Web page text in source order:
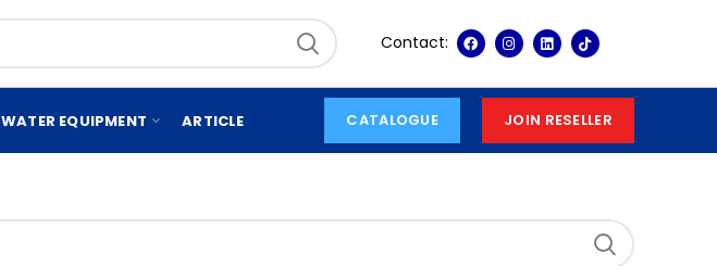
Contact:
WATER EQUIPMENT ARTICLE CATALOGUE JOIN RESELLER